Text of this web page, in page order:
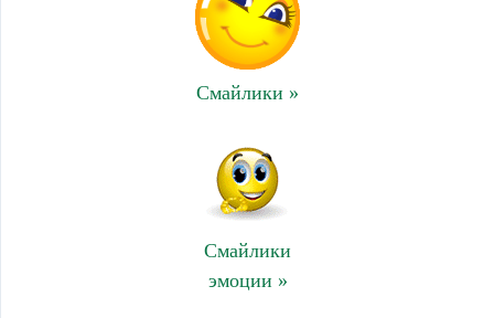
Смайлики »
Смайлики
эмоции »